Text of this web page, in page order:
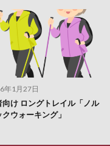
年1月27日
向け ロングトレイル「ノル
ウォーキング」